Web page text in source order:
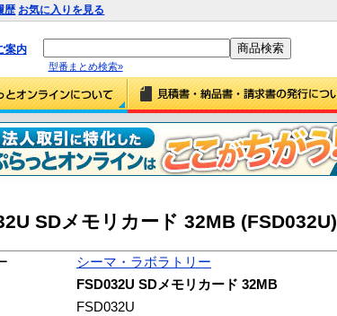
歴 お気に入りを見る
案内
型番まとめ検索»
SDメモリカード 32MB (FSD032U)
シーマ・ラボラトリー
FSD032U SDメモリカード 32MB
FSD032U